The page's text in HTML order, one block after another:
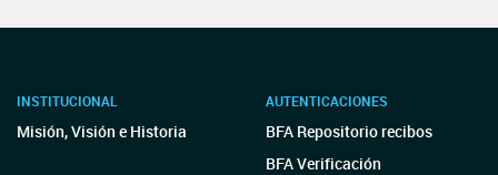
INSTITUCIONAL
Misión, Visión e Historia
AUTENTICACIONES
BFA Repositorio recibos
BFA Verificación